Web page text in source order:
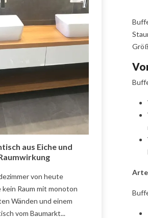
aus Eiche und
von heute
Raum mit monoton
Wänden und einem
vom Baumarkt...
zweifarbig
Der Blick in
dass häufig
das